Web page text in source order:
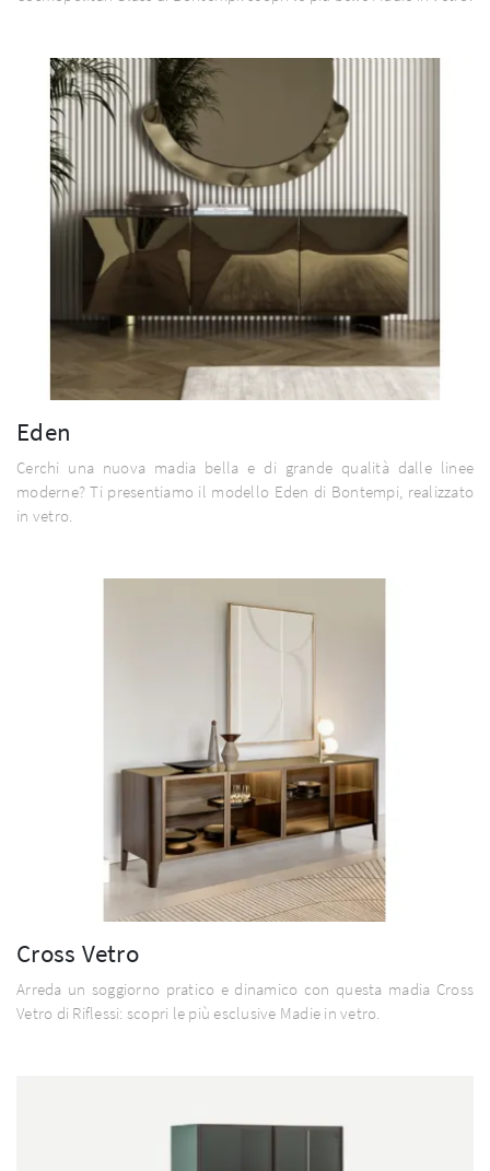
Eden
Cerchi una nuova madia bella e di grande qualità dalle linee
moderne? Ti presentiamo il modello Eden di Bontempi, realizzato
in vetro.
Cross Vetro
Arreda un soggiorno pratico e dinamico con questa madia Cross
Vetro di Riflessi: scopri le più esclusive Madie in vetro.